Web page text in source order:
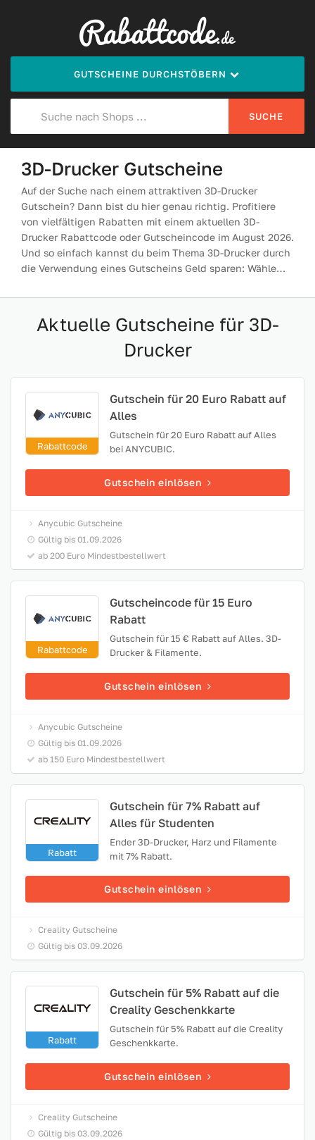
GUTSCHEINE DURCHSTÖBERN
SUCHE
3D-Drucker Gutscheine
Auf der Suche nach einem attraktiven 3D-Drucker
Gutschein? Dann bist du hier genau richtig. Profitiere
von vielfältigen Rabatten mit einem aktuellen 3D-
Drucker Rabattcode oder Gutscheincode im August 2026.
Und so einfach kannst du beim Thema 3D-Drucker durch
die Verwendung eines Gutscheins Geld sparen: Wähle
löse ihn direkt im Warenkorb oder dem weiteren
Aktuelle Gutscheine für 3D-
Drucker
Rabattcode
Gutschein für 20 Euro Rabatt auf
Alles
Gutschein für 20 Euro Rabatt auf Alles
bei ANYCUBIC.
Gutschein einlösen
Anycubic Gutscheine
Gültig bis 01.09.2026
ab 200 Euro Mindestbestellwert
Rabattcode
Gutscheincode für 15 Euro
Rabatt
Gutschein für 15 € Rabatt auf Alles. 3D-
Drucker & Filamente.
Gutschein einlösen
Anycubic Gutscheine
Gültig bis 01.09.2026
ab 150 Euro Mindestbestellwert
Rabatt
Gutschein für 7% Rabatt auf
Alles für Studenten
Ender 3D-Drucker, Harz und Filamente
mit 7% Rabatt.
Gutschein einlösen
Creality Gutscheine
Gültig bis 03.09.2026
Rabatt
Gutschein für 5% Rabatt auf die
Creality Geschenkkarte
Gutschein für 5% Rabatt auf die Creality
Geschenkkarte.
Gutschein einlösen
Creality Gutscheine
Gültig bis 03.09.2026